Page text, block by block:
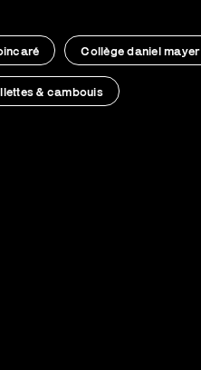
Collège daniel mayer
& cambouis